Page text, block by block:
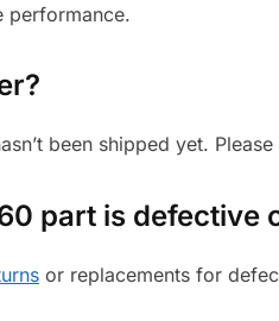
performance.
been shipped yet. Please
part is defective
or replacements for